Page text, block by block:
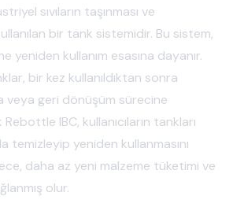
sıvıların taşınması ve
bir tank sistemidir. Bu sistem,
yeniden kullanım esasına dayanır.
bir kez kullanıldıktan sonra
veya geri dönüşüm sürecine
IBC, kullanıcıların tankları
temizleyip yeniden kullanmasını
daha az yeni malzeme tüketimi ve
olur.